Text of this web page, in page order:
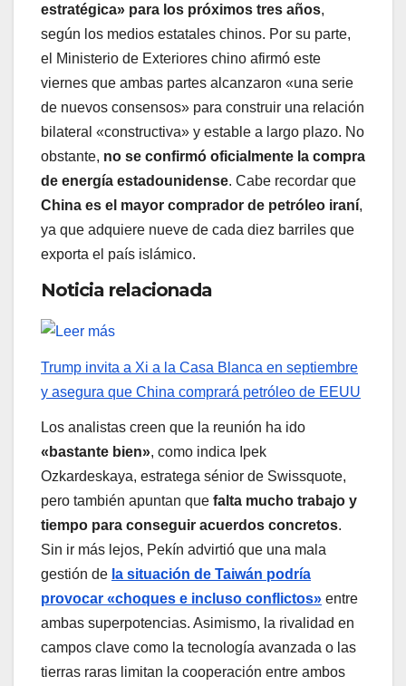
estratégica» para los próximos tres años,
según los medios estatales chinos. Por su parte,
el Ministerio de Exteriores chino afirmó este
viernes que ambas partes alcanzaron «una serie
de nuevos consensos» para construir una relación
bilateral «constructiva» y estable a largo plazo. No
obstante, no se confirmó oficialmente la compra
de energía estadounidense. Cabe recordar que
China es el mayor comprador de petróleo iraní,
ya que adquiere nueve de cada diez barriles que
exporta el país islámico.
Noticia relacionada
Trump invita a Xi a la Casa Blanca en septiembre
y asegura que China comprará petróleo de EEUU
Los analistas creen que la reunión ha ido
«bastante bien», como indica Ipek
Ozkardeskaya, estratega sénior de Swissquote,
pero también apuntan que falta mucho trabajo y
tiempo para conseguir acuerdos concretos.
Sin ir más lejos, Pekín advirtió que una mala
gestión de la situación de Taiwán podría
provocar «choques e incluso conflictos» entre
ambas superpotencias. Asimismo, la rivalidad en
campos clave como la tecnología avanzada o las
tierras raras limitan la cooperación entre ambos